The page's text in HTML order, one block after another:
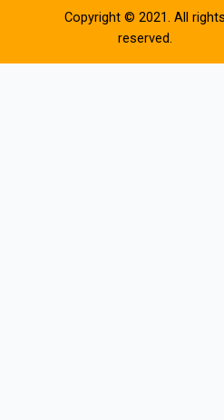
Copyright © 2021. All
reserved.